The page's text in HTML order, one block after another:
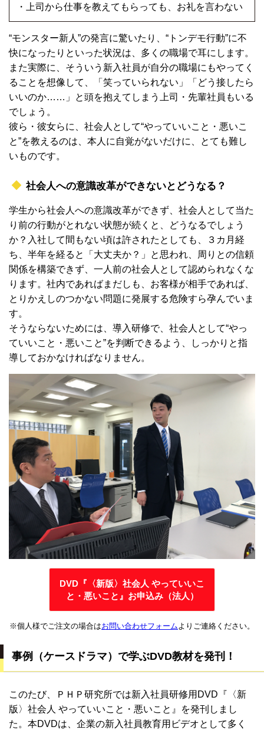
・上司から仕事を教えてもらっても、お礼を言わない
“モンスター新人”の発言に驚いたり、“トンデモ行動”に不
快になったりといった状況は、多くの職場で耳にします。
また実際に、そういう新入社員が自分の職場にもやってく
ることを想像して、「笑っていられない」「どう接したら
いいのか……」と頭を抱えてしまう上司・先輩社員もいる
でしょう。
彼ら・彼女らに、社会人として“やっていいこと・悪いこ
と”を教えるのは、本人に自覚がないだけに、とても難し
いものです。
社会人への意識改革ができないとどうなる？
学生から社会人への意識改革ができず、社会人として当た
り前の行動がとれない状態が続くと、どうなるでしょう
か？入社して間もない頃は許されたとしても、３カ月経
ち、半年を経ると「大丈夫か？」と思われ、周りとの信頼
関係を構築できず、一人前の社会人として認められなくな
ります。社内であればまだしも、お客様が相手であれば、
とりかえしのつかない問題に発展する危険すら孕んでいま
す。
そうならないためには、導入研修で、社会人として“やっ
ていいこと・悪いこと”を判断できるよう、しっかりと指
導しておかなければなりません。
DVD『〈新版〉社会人 やっていいこ
と・悪いこと』お申込み（法人）
※個人様でご注文の場合はお問い合わせフォーム よりご連絡ください。
事例（ケースドラマ）で学ぶDVD教材を発刊！
このたび、ＰＨＰ研究所では新入社員研修用DVD『〈新
版〉社会人 やっていいこと・悪いこと』を発刊しまし
た。本DVDは、企業の新入社員教育用ビデオとして多く